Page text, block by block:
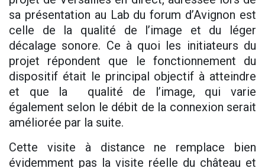
sa présentation au Lab du forum d’Avignon est
celle de la qualité de l’image et du léger
décalage sonore. Ce à quoi les initiateurs du
projet répondent que le fonctionnement du
dispositif était le principal objectif à atteindre
et que la qualité de l’image, qui varie
également selon le débit de la connexion serait
améliorée par la suite.
Cette visite à distance ne remplace bien
évidemment pas la visite réelle du château et